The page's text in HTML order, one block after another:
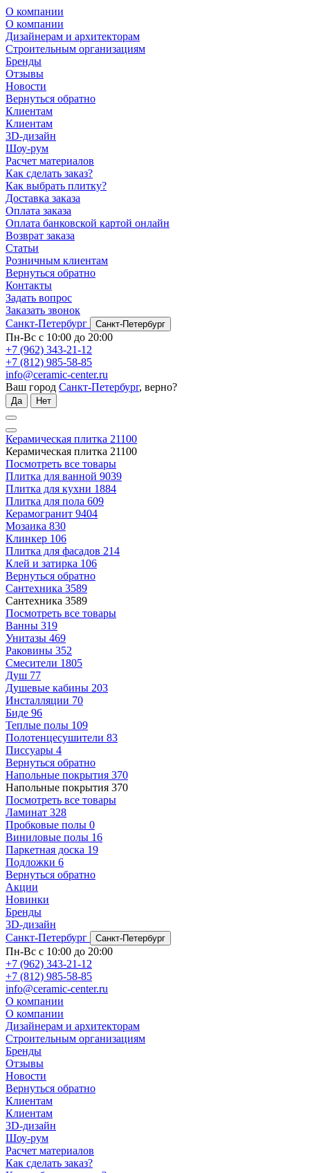
О компании
О компании
Дизайнерам и архитекторам
Строительным организациям
Бренды
Отзывы
Новости
Вернуться обратно
Клиентам
Клиентам
3D-дизайн
Шоу-рум
Расчет материалов
Как сделать заказ?
Как выбрать плитку?
Доставка заказа
Оплата заказа
Оплата банковской картой онлайн
Возврат заказа
Статьи
Розничным клиентам
Вернуться обратно
Контакты
Задать вопрос
Заказать звонок
Санкт-Петербург
Санкт-Петербург
Пн-Вс с 10:00 до 20:00
+7 (962) 343-21-12
+7 (812) 985-58-85
info@ceramic-center.ru
Ваш город Санкт-Петербург, верно?
Да Нет
Керамическая плитка 21100
Керамическая плитка 21100
Посмотреть все товары
Плитка для ванной 9039
Плитка для кухни 1884
Плитка для пола 609
Керамогранит 9404
Мозаика 830
Клинкер 106
Плитка для фасадов 214
Клей и затирка 106
Вернуться обратно
Сантехника 3589
Сантехника 3589
Посмотреть все товары
Ванны 319
Унитазы 469
Раковины 352
Смесители 1805
Душ 77
Душевые кабины 203
Инсталляции 70
Биде 96
Теплые полы 109
Полотенцесушители 83
Писсуары 4
Вернуться обратно
Напольные покрытия 370
Напольные покрытия 370
Посмотреть все товары
Ламинат 328
Пробковые полы 0
Виниловые полы 16
Паркетная доска 19
Подложки 6
Вернуться обратно
Акции
Новинки
Бренды
3D-дизайн
Санкт-Петербург
Санкт-Петербург
Пн-Вс с 10:00 до 20:00
+7 (962) 343-21-12
+7 (812) 985-58-85
info@ceramic-center.ru
О компании
О компании
Дизайнерам и архитекторам
Строительным организациям
Бренды
Отзывы
Новости
Вернуться обратно
Клиентам
Клиентам
3D-дизайн
Шоу-рум
Расчет материалов
Как сделать заказ?